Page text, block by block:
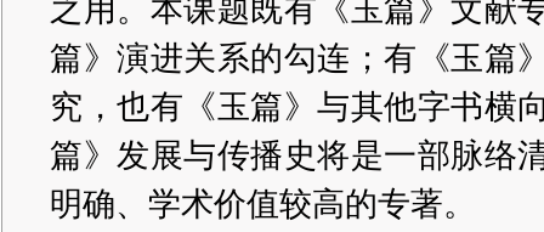
之用。本课题既有《玉篇》文献
篇》演进关系的勾连；有《玉篇
究，也有《玉篇》与其他字书横
篇》发展与传播史将是一部脉络
明确、学术价值较高的专著。